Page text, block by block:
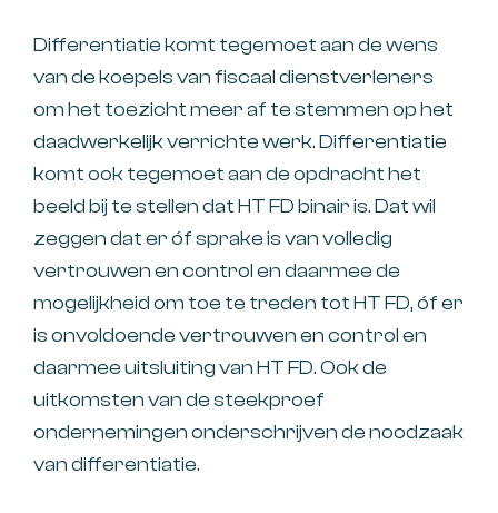
Differentiatie komt tegemoet aan de wens
van de koepels van fiscaal dienstverleners
om het toezicht meer af te stemmen op het
daadwerkelijk verrichte werk. Differentiatie
komt ook tegemoet aan de opdracht het
beeld bij te stellen dat HT FD binair is. Dat wil
zeggen dat er óf sprake is van volledig
vertrouwen en control en daarmee de
mogelijkheid om toe te treden tot HT FD, óf er
is onvoldoende vertrouwen en control en
daarmee uitsluiting van HT FD. Ook de
uitkomsten van de steekproef
ondernemingen onderschrijven de noodzaak
van differentiatie.